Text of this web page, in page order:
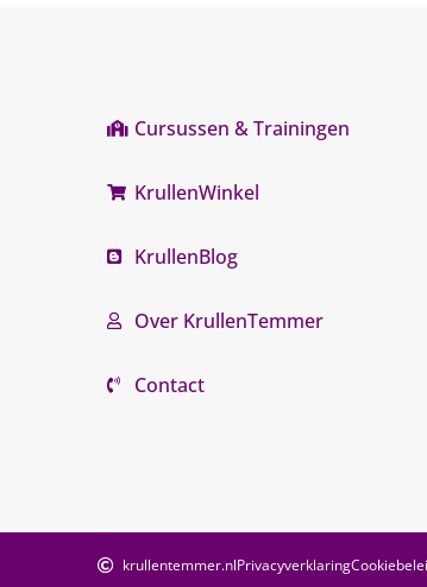
Cursussen & Trainingen
KrullenWinkel
KrullenBlog
Over KrullenTemmer
Contact
krullentemmer.nlPrivacyverklaring